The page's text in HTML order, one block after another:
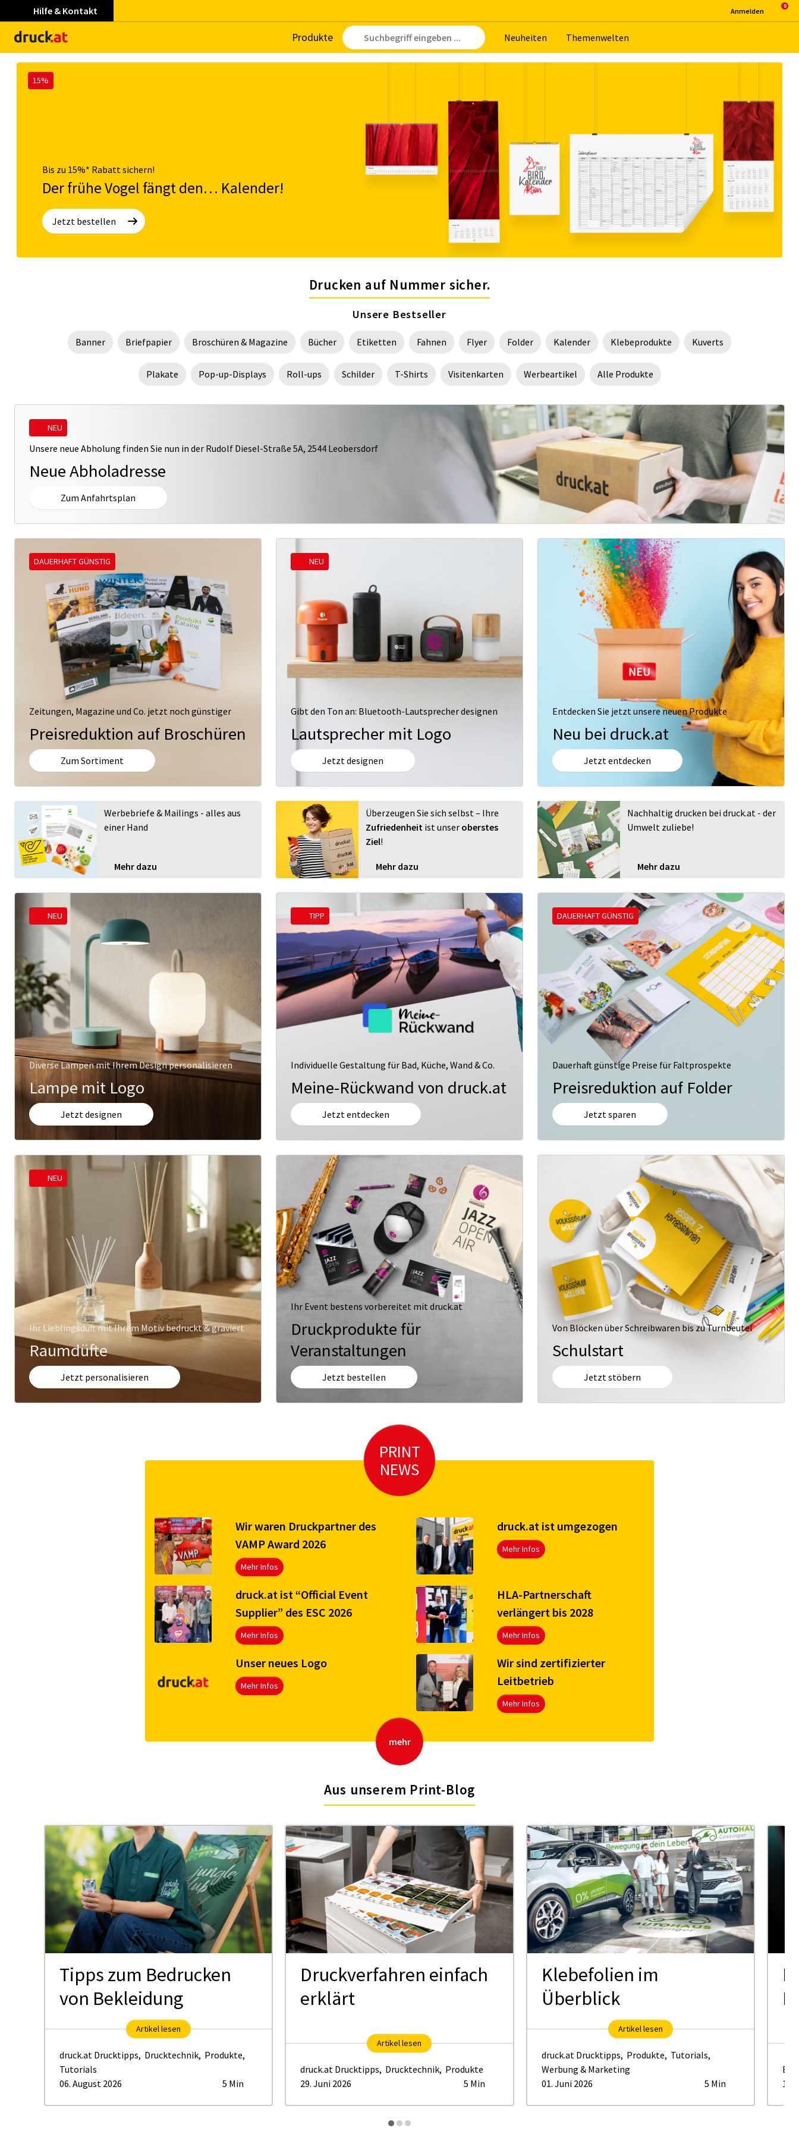
Hilfe & Kontakt
Pro­duk­te Neu­hei­ten The­men­wel­ten
An­mel­den
15%
Bis zu 15%* Rabatt sichern!
Der frühe Vogel fängt den… Kalender!
Jetzt bestellen
Drucken auf Nummer sicher.
Unsere Bestseller
Banner Briefpapier Broschüren & Magazine Bücher Etiketten Fahnen Flyer Folder Kalender Klebeprodukte Kuverts
Plakate Pop-up-Displays Roll-ups Schilder T-Shirts Visitenkarten Werbeartikel Alle Produkte
NEU
Unsere neue Abholung finden Sie nun in der Rudolf Diesel-Straße 5A, 2544 Leobersdorf
Neue Abholadresse
Zum Anfahrtsplan
DAUERHAFT GÜNSTIG
Zeitungen, Magazine und Co. jetzt noch günstiger
Preisreduktion auf Broschüren
Zum Sortiment
NEU
Gibt den Ton an: Bluetooth-Lautsprecher designen
Lautsprecher mit Logo
Jetzt designen
Entdecken Sie jetzt unsere neuen Produkte
Neu bei druck.at
Jetzt entdecken
Werbebriefe & Mailings - alles aus
einer Hand
Mehr dazu
Überzeugen Sie sich selbst – Ihre
Zufriedenheit ist unser oberstes
Ziel!
Mehr dazu
Nachhaltig drucken bei druck.at - der
Umwelt zuliebe!
Mehr dazu
NEU
Diverse Lampen mit Ihrem Design personalisieren
Lampe mit Logo
Jetzt designen
TIPP
Individuelle Gestaltung für Bad, Küche, Wand & Co.
Meine-Rückwand von druck.at
Jetzt entdecken
DAUERHAFT GÜNSTIG
Dauerhaft günstige Preise für Faltprospekte
Preisreduktion auf Folder
Jetzt sparen
NEU
Ihr Lieblingsduft mit Ihrem Motiv bedruckt & graviert
Raumdüfte
Jetzt personalisieren
Ihr Event bestens vorbereitet mit druck.at
Druckprodukte für
Veranstaltungen
Jetzt bestellen
Von Blöcken über Schreibwaren bis zu Turnbeutel
Schulstart
Jetzt stöbern
PRINT
NEWS
Wir waren Druckpartner des
VAMP Award 2026
Mehr Infos
druck.at ist umgezogen
Mehr Infos
druck.at ist “Official Event
Supplier” des ESC 2026
Mehr Infos
HLA-Partnerschaft
verlängert bis 2028
Mehr Infos
Unser neues Logo
Mehr Infos
Wir sind zertifizierter
Leitbetrieb
Mehr Infos
mehr
Aus unserem Print-Blog
Tipps zum Bedrucken
von Bekleidung
Artikel lesen
druck.at Drucktipps, Drucktechnik, Produkte,
Tutorials
06. August 2026
5 Min
Druck­ver­fah­ren ein­fach
er­klärt
Artikel lesen
druck.at Drucktipps, Drucktechnik, Produkte
29. Juni 2026
5 Min
Klebefolien im
Überblick
Artikel lesen
druck.at Drucktipps, Produkte, Tutorials,
Werbung & Marketing
01. Juni 2026
5 Min
17.